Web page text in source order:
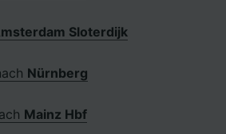
Sloterdijk
Nürnberg
Mainz Hbf